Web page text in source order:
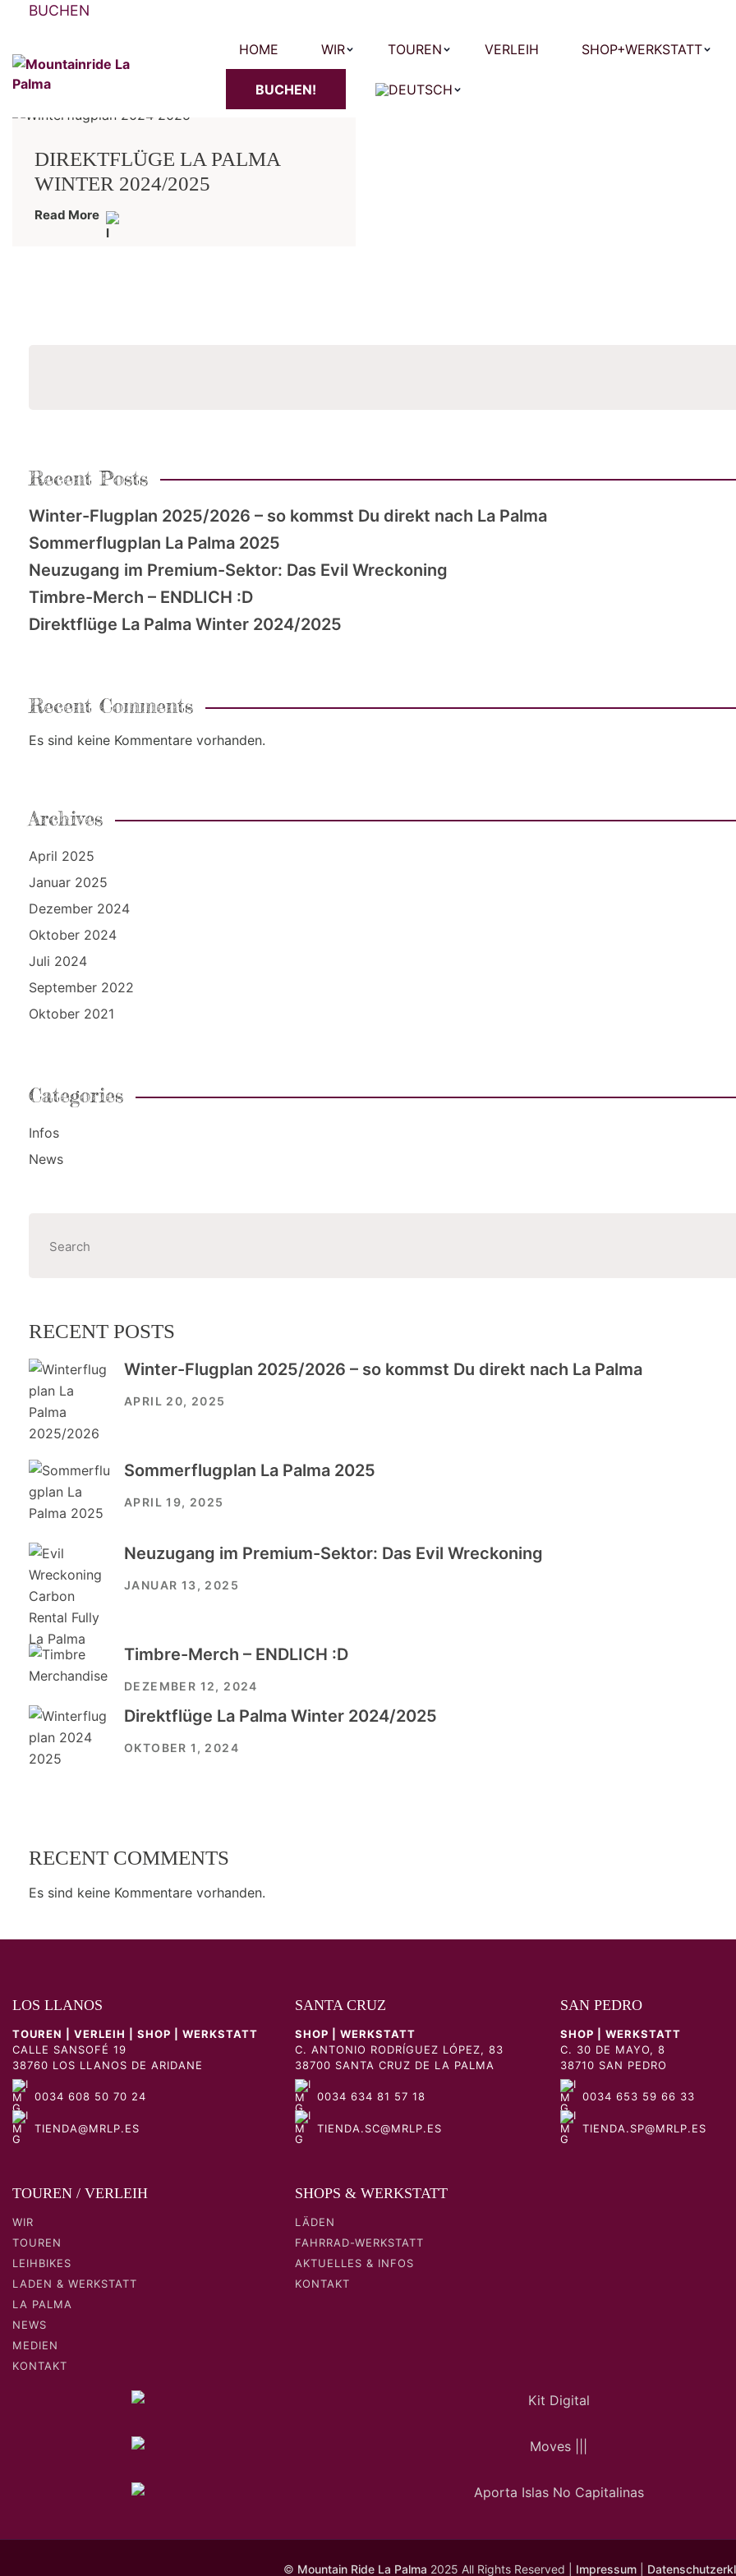
BUCHEN
HOME WIR TOUREN VERLEIH SHOP+WERKSTATT
BUCHEN!
DIREKTFLÜGE LA PALMA
WINTER 2024/2025
Read More
Recent Posts
Winter-Flugplan 2025/2026 – so kommst Du direkt nach La Palma
Sommerflugplan La Palma 2025
Neuzugang im Premium-Sektor: Das Evil Wreckoning
Timbre-Merch – ENDLICH :D
Direktflüge La Palma Winter 2024/2025
Recent Comments
Es sind keine Kommentare vorhanden.
Archives
April 2025
Januar 2025
Dezember 2024
Oktober 2024
Juli 2024
September 2022
Oktober 2021
Categories
Infos
News
RECENT POSTS
Winter-Flugplan 2025/2026 – so kommst Du direkt nach La Palma
APRIL 20, 2025
Sommerflugplan La Palma 2025
APRIL 19, 2025
Neuzugang im Premium-Sektor: Das Evil Wreckoning
JANUAR 13, 2025
Timbre-Merch – ENDLICH :D
DEZEMBER 12, 2024
Direktflüge La Palma Winter 2024/2025
OKTOBER 1, 2024
RECENT COMMENTS
Es sind keine Kommentare vorhanden.
LOS LLANOS
TOUREN | VERLEIH | SHOP | WERKSTATT
CALLE SANSOFÉ 19
38760 LOS LLANOS DE ARIDANE
0034 608 50 70 24
TIENDA@MRLP.ES
SANTA CRUZ
SHOP | WERKSTATT
C. ANTONIO RODRÍGUEZ LÓPEZ, 83
38700 SANTA CRUZ DE LA PALMA
0034 634 81 57 18
TIENDA.SC@MRLP.ES
SAN PEDRO
SHOP | WERKSTATT
C. 30 DE MAYO, 8
38710 SAN PEDRO
0034 653 59 66 33
TIENDA.SP@MRLP.ES
TOUREN / VERLEIH
WIR
TOUREN
LEIHBIKES
LADEN & WERKSTATT
LA PALMA
NEWS
MEDIEN
KONTAKT
SHOPS & WERKSTATT
LÄDEN
FAHRRAD-WERKSTATT
AKTUELLES & INFOS
KONTAKT
© Mountain Ride La Palma 2025 All Rights Reserved | Impressum|